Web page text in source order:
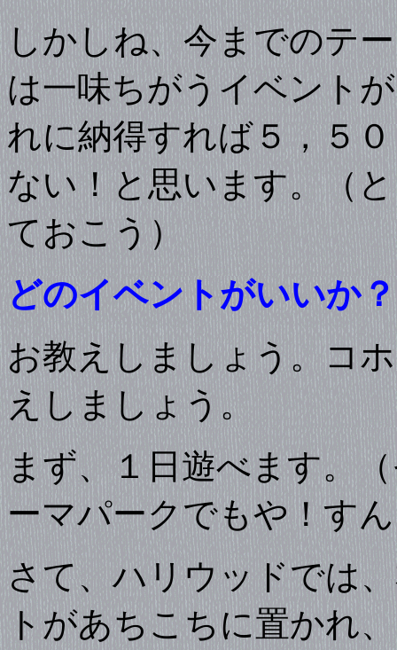
しかしね、今までのテ
は一味ちがうイベント
れに納得すれば５，５
ない！と思います。（
ておこう）
どのイベントがいいか
お教えしましょう。コ
えしましょう。
まず、１日遊べます。
ーマパークでもや！す
さて、ハリウッドでは
トがあちこちに置かれ、